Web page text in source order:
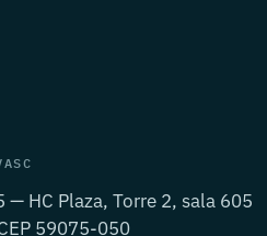
— HC Plaza, Torre 2, sala 605
59075-050